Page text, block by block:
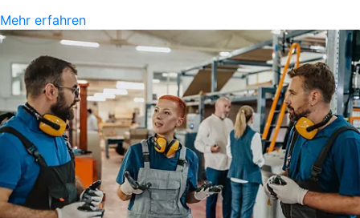
Mehr erfahren